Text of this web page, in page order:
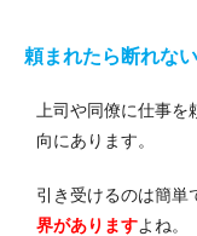
頼まれたら断れない
上司や同僚に仕事
向にあります。
引き受けるのは簡単
界がありますよね。